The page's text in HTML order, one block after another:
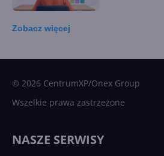
Zobacz więcej
© 2026 CentrumXP/Onex Group
Wszelkie prawa zastrzeżone
NASZE SERWISY